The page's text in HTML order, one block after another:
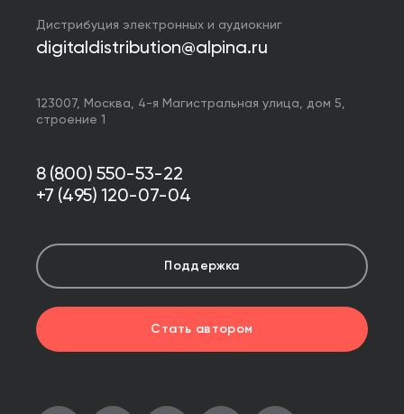
Дистрибуция электронных и аудиокниг
digitaldistribution@alpina.ru
123007, Москва, 4-я Магистральная улица, дом 5,
строение 1
8 (800) 550-53-22
+7 (495) 120-07-04
Поддержка
Стать автором